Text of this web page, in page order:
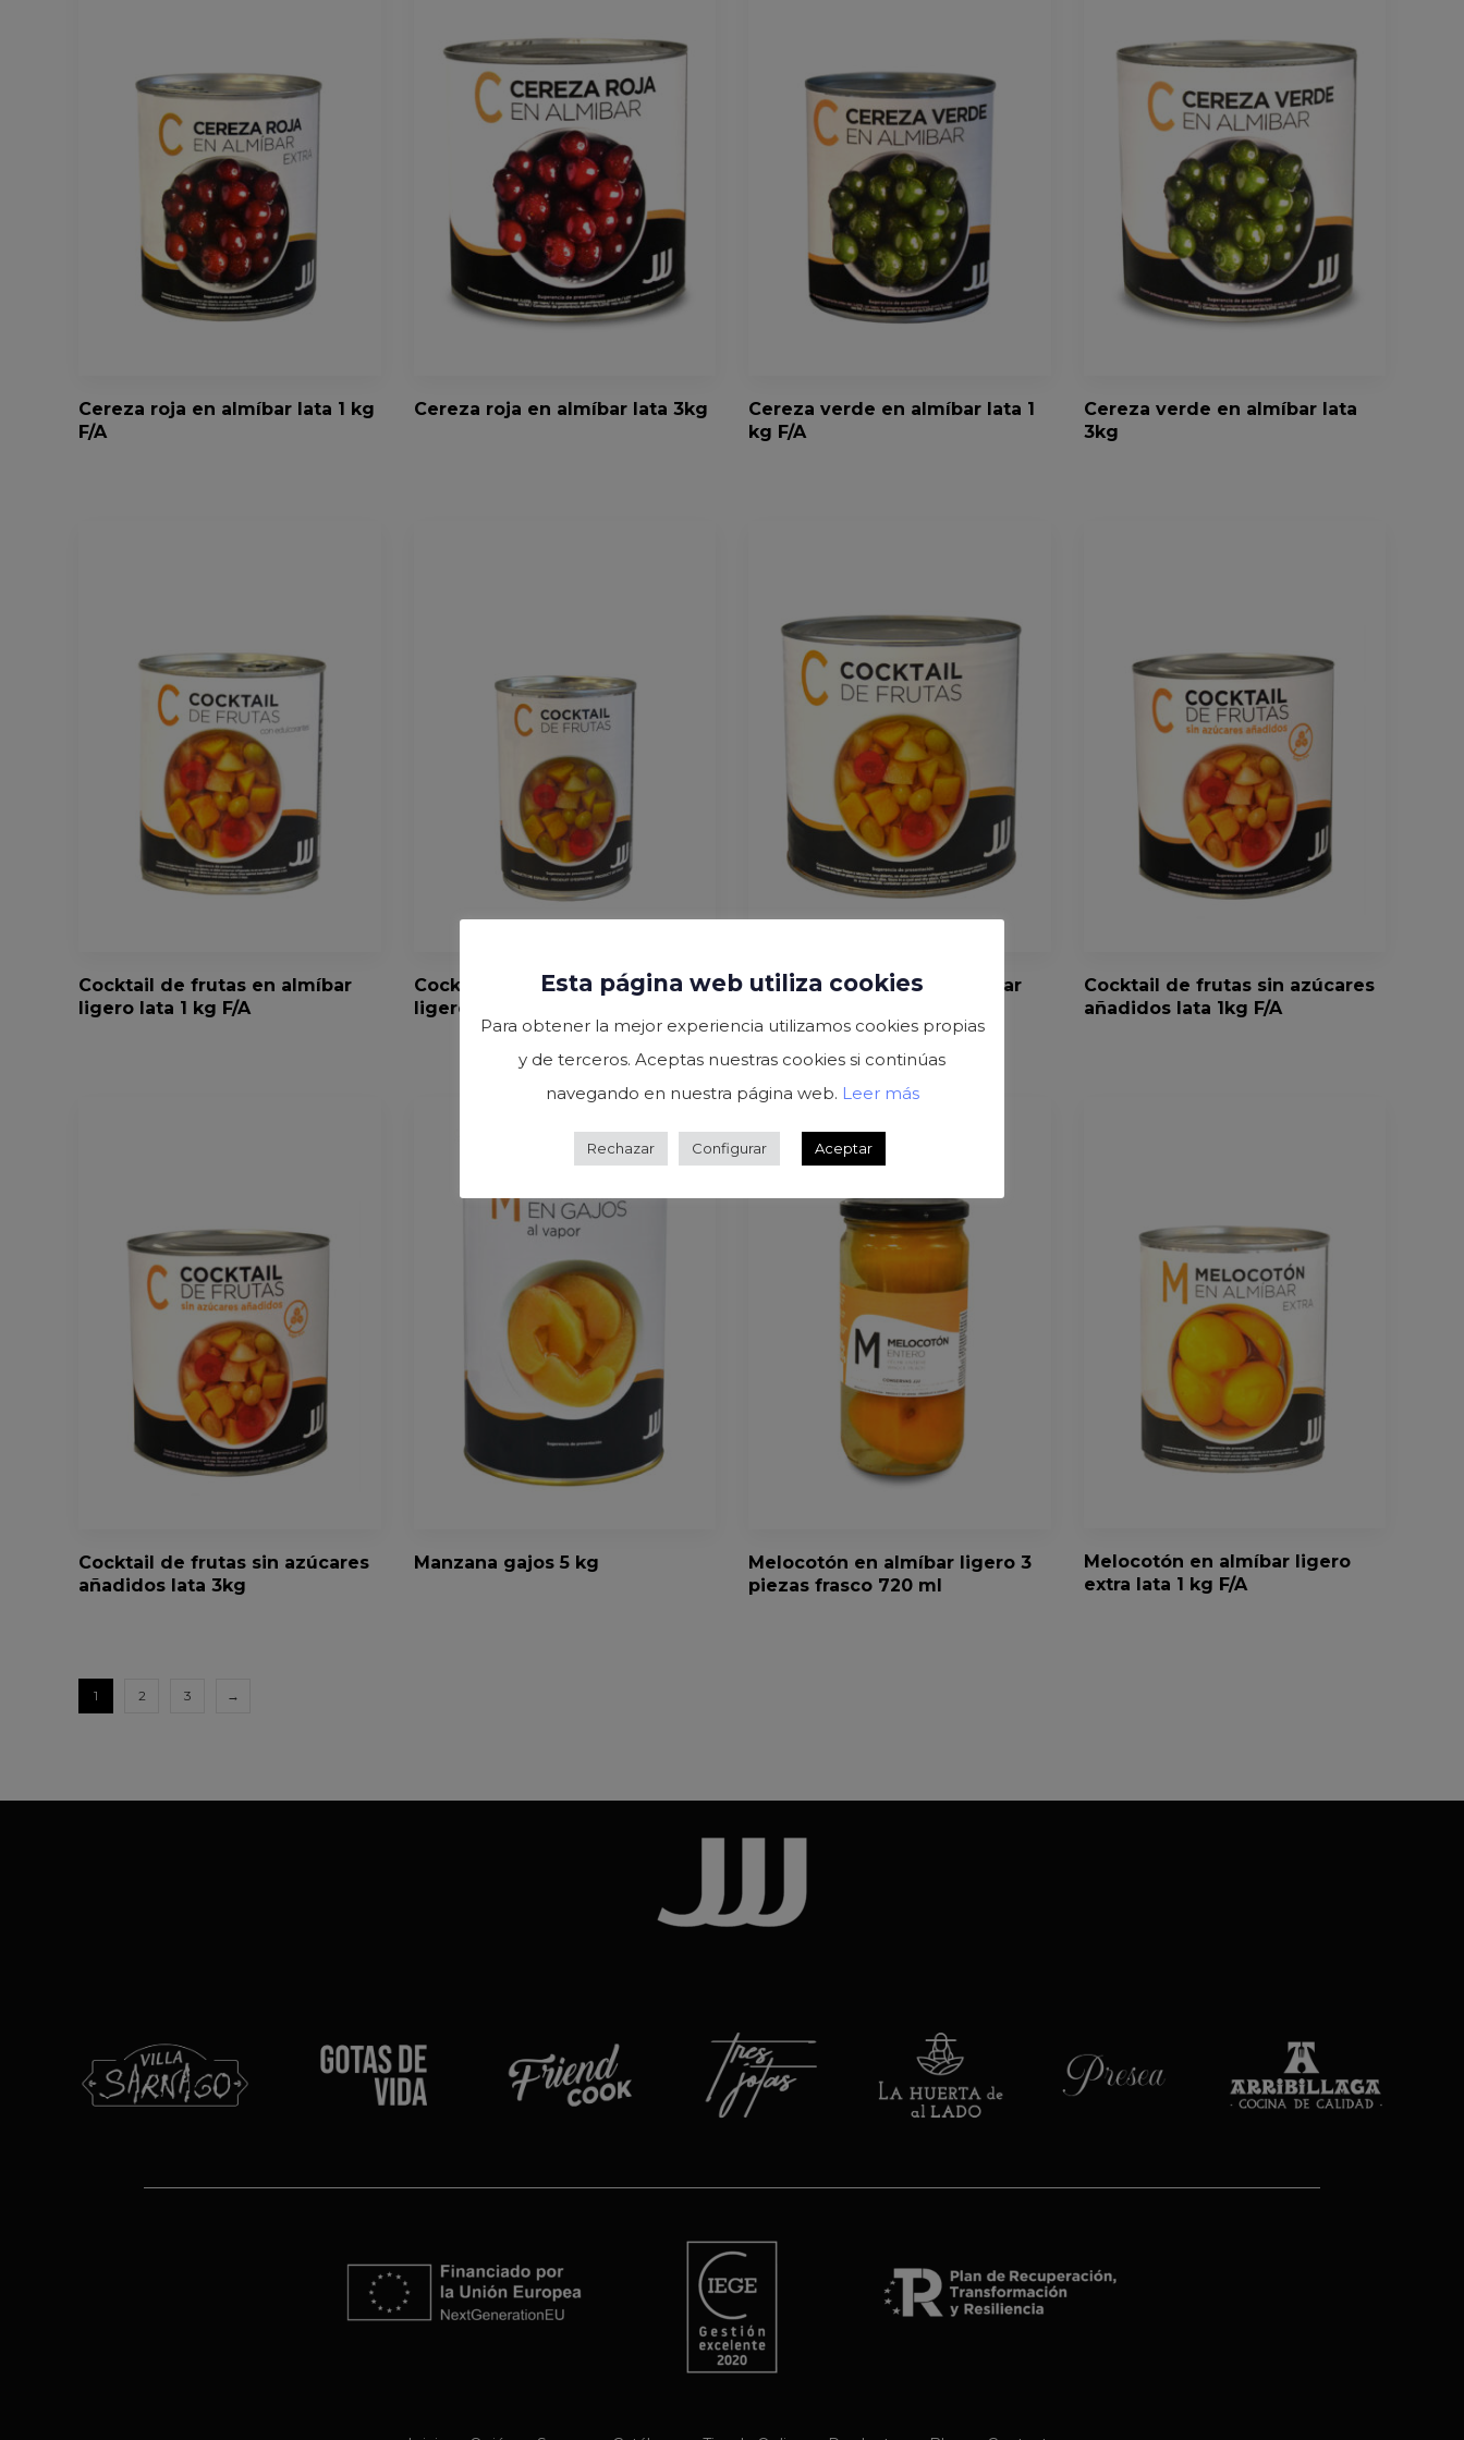
Cereza roja en almíbar lata 1 kg
F/A
Cereza roja en almíbar lata 3kg
Cereza verde en almíbar lata 1
kg F/A
Cereza verde en almíbar lata
3kg
Cocktail de frutas en almíbar
ligero lata 1 kg F/A
Cocktail de frutas en almíbar
ligero lata 1/2 kg F/A
Cocktail de frutas en almíbar
Cocktail de frutas sin azúcares
añadidos lata 1kg F/A
Cocktail de frutas sin azúcares
añadidos lata 3kg
Manzana gajos 5 kg
Melocotón en almíbar ligero 3
piezas frasco 720 ml
Melocotón en almíbar ligero
extra lata 1 kg F/A
1 2 3 →
Esta página web utiliza cookies
Para obtener la mejor experiencia utilizamos cookies propias
y de terceros. Aceptas nuestras cookies si continúas
navegando en nuestra página web. Leer más
Rechazar Configurar Aceptar